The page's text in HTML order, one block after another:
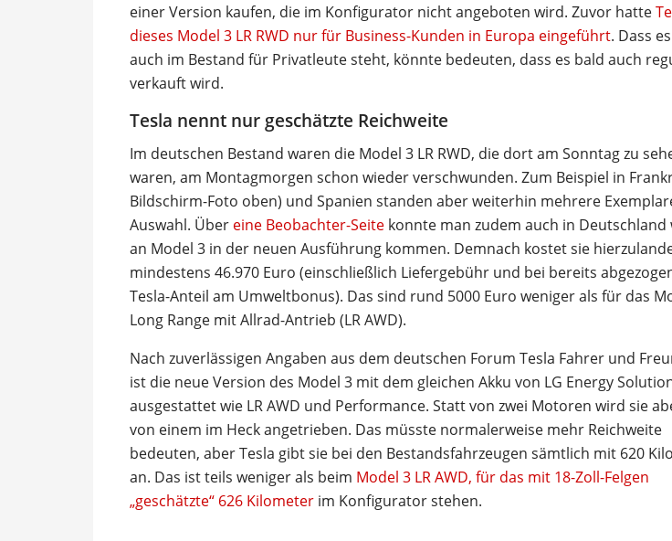
einer Version kaufen, die im Konfigurator nicht angeboten wird. Zuvor hatte
dieses Model 3 LR RWD nur für Business-Kunden in Europa eingeführt. Dass
auch im Bestand für Privatleute steht, könnte bedeuten, dass es bald auch
verkauft wird.
Tesla nennt nur geschätzte Reichweite
Im deutschen Bestand waren die Model 3 LR RWD, die dort am Sonntag zu
waren, am Montagmorgen schon wieder verschwunden. Zum Beispiel in
Bildschirm-Foto oben) und Spanien standen aber weiterhin mehrere
Auswahl. Über eine Beobachter-Seite konnte man zudem auch in Deutschland
an Model 3 in der neuen Ausführung kommen. Demnach kostet sie
mindestens 46.970 Euro (einschließlich Liefergebühr und bei bereits
Tesla-Anteil am Umweltbonus). Das sind rund 5000 Euro weniger als für das
Long Range mit Allrad-Antrieb (LR AWD).
Nach zuverlässigen Angaben aus dem deutschen Forum Tesla Fahrer und
ist die neue Version des Model 3 mit dem gleichen Akku von LG Energy
ausgestattet wie LR AWD und Performance. Statt von zwei Motoren wird sie
von einem im Heck angetrieben. Das müsste normalerweise mehr Reichweite
bedeuten, aber Tesla gibt sie bei den Bestandsfahrzeugen sämtlich mit 620
an. Das ist teils weniger als beim Model 3 LR AWD, für das mit 18-Zoll-Felgen
„geschätzte“ 626 Kilometer im Konfigurator stehen.